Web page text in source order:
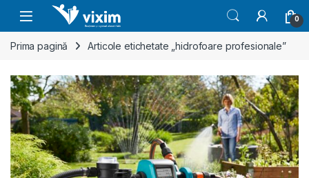
Skip to navigation
Skip to content
0
Prima pagină Articole etichetate „hidrofoare profesionale”